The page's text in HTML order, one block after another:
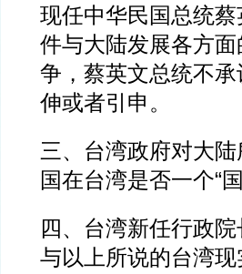
现任中华民国总统蔡
件与大陆发展各方
争，蔡英文总统不承
伸或者引申。
三、台湾政府对大陆
国在台湾是否一个“
四、台湾新任行政
与以上所说的台湾